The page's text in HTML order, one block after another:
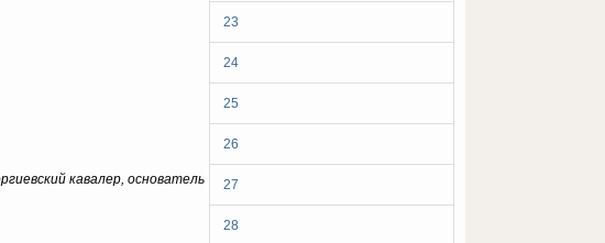
23
24
25
26
27
28
кавалер, основатель